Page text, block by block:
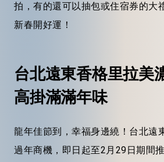
拍，有的還可以抽包或住宿券的大
新春開好運！
台北遠東香格里拉美
高掛滿滿年味
龍年佳節到，幸福身邊繞！台北遠
過年商機，即日起至2月29日期間